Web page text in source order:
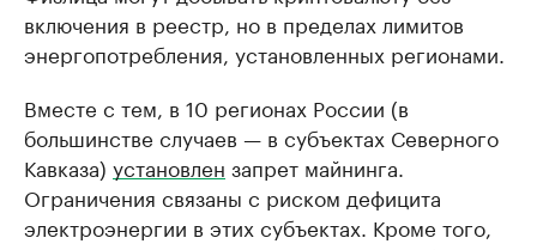
включения в реестр, но в пределах лимитов
энергопотребления, установленных регионами.
Вместе с тем, в 10 регионах России (в
большинстве случаев — в субъектах Северного
Кавказа) установлен запрет майнинга.
Ограничения связаны с риском дефицита
электроэнергии в этих субъектах. Кроме того,